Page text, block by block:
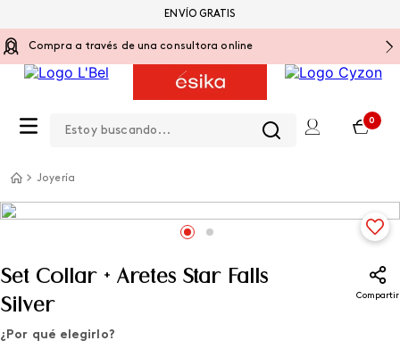
Compra a través de una consultora online
0
ENVÍO GRATIS
Joyería
Set Collar + Aretes Star Falls
Silver
Compartir
¿Por qué elegirlo?